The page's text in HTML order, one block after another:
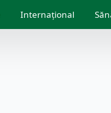
Internațional